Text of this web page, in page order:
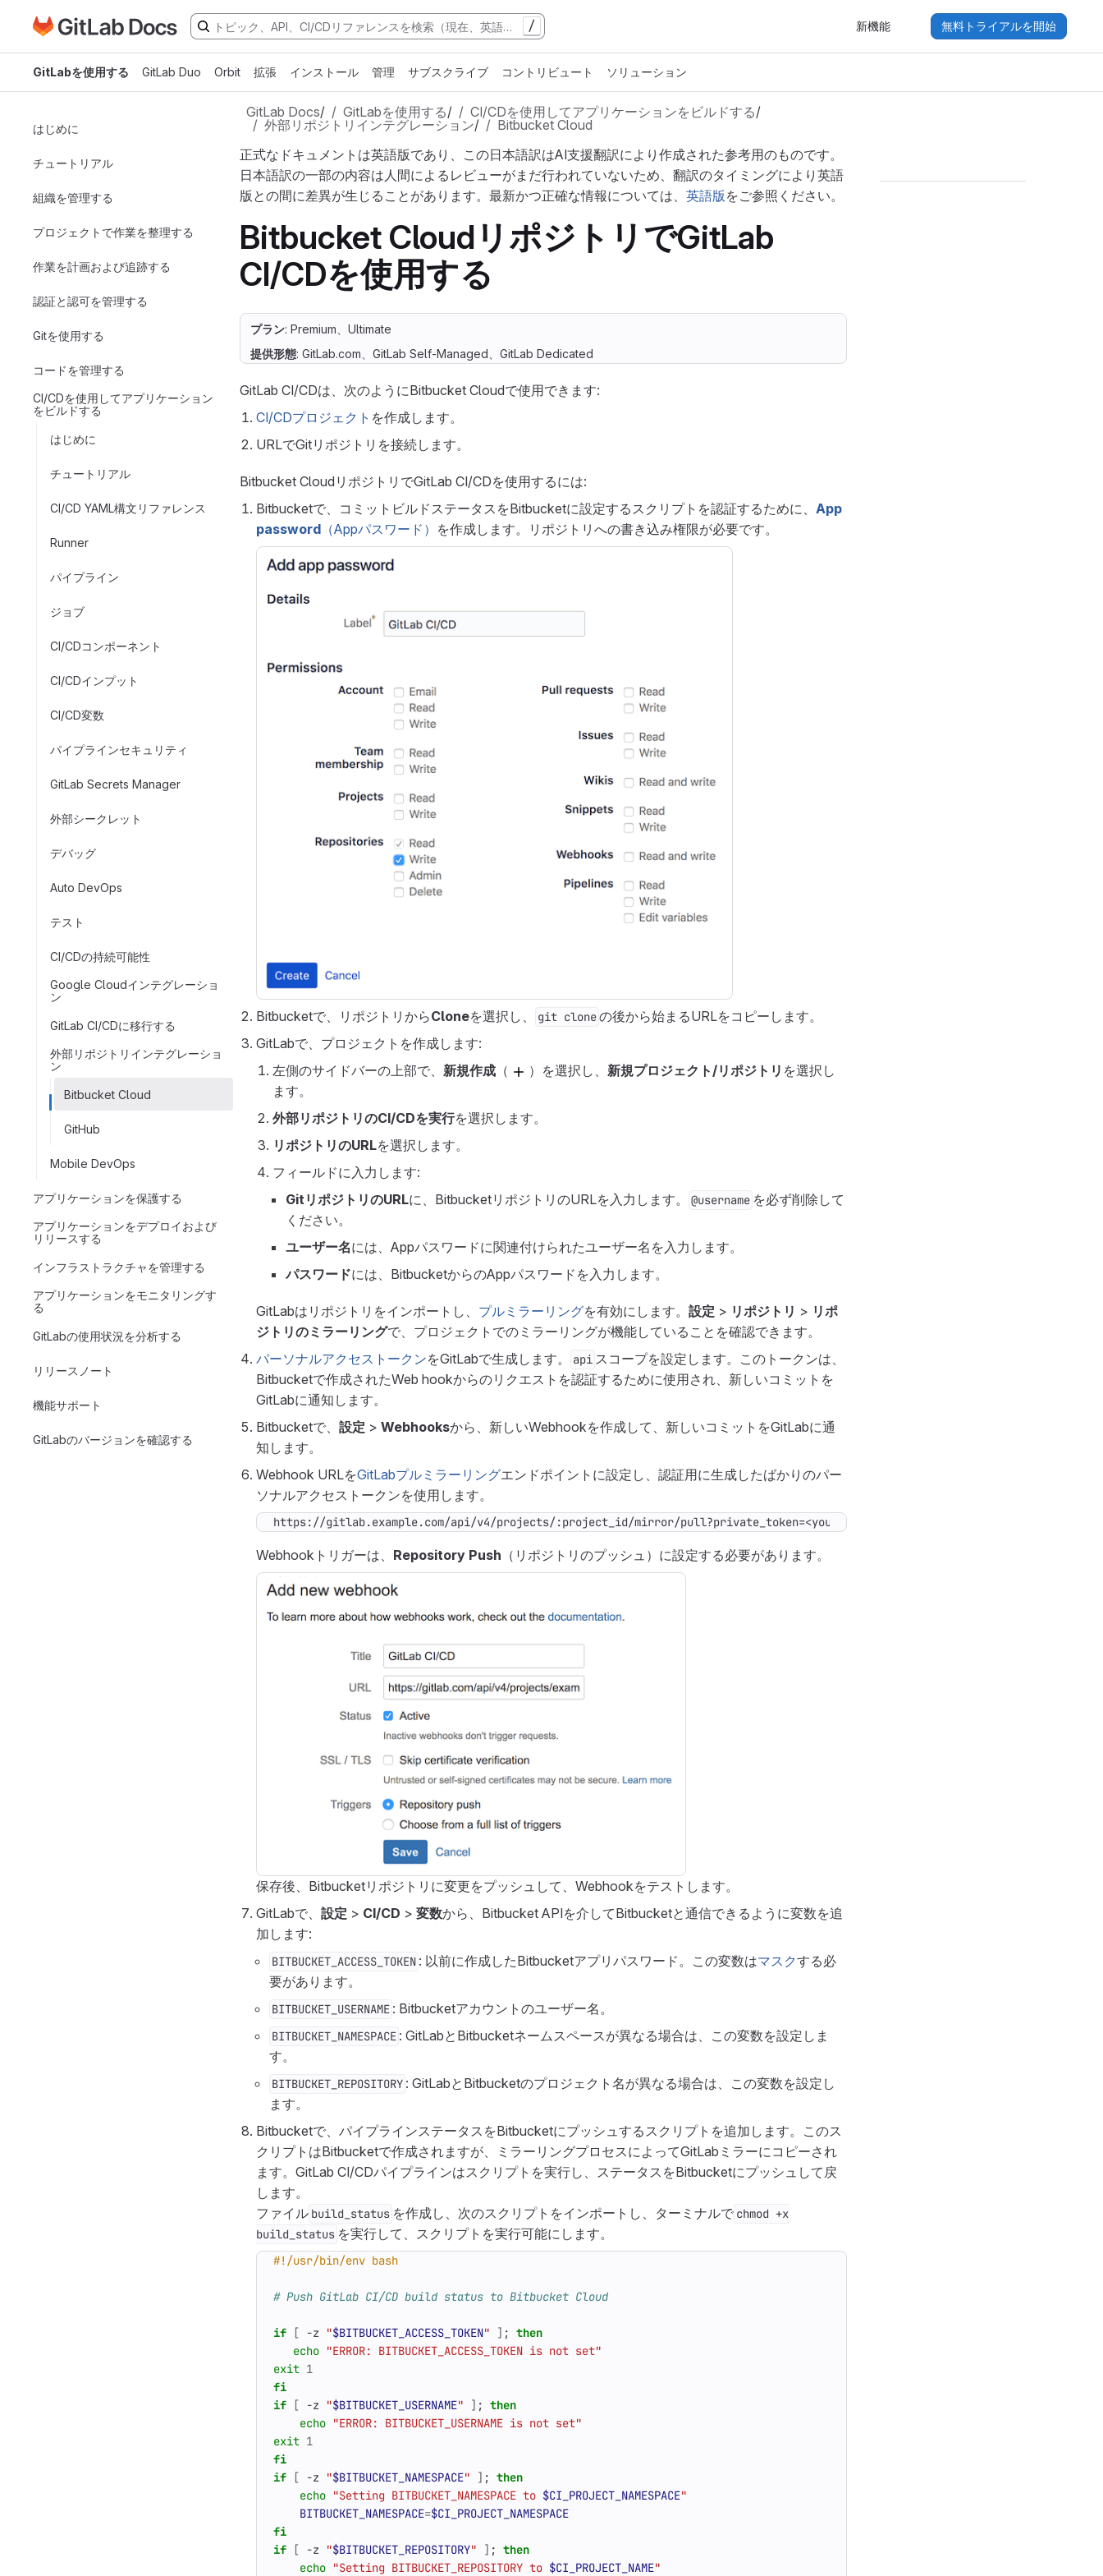
メインコンテンツにスキップ
GitLabドキュメントのホームページに移動 / 新機能 無料トライアルを開始
GitLabを使用する GitLab Duo Orbit 拡張 インストール 管理 サブスクライブ コントリビュート ソリューション
はじめに
チュートリアル
組織を管理する
プロジェクトで作業を整理する
作業を計画および追跡する
認証と認可を管理する
Gitを使用する
コードを管理する
CI/CDを使用してアプリケーション
をビルドする
はじめに
チュートリアル
CI/CD YAML構文リファレンス
Runner
パイプライン
ジョブ
CI/CDコンポーネント
CI/CDインプット
CI/CD変数
パイプラインセキュリティ
GitLab Secrets Manager
外部シークレット
デバッグ
Auto DevOps
テスト
CI/CDの持続可能性
Google Cloudインテグレーショ
ン
GitLab CI/CDに移行する
外部リポジトリインテグレーショ
ン
Bitbucket Cloud
GitHub
Mobile DevOps
アプリケーションを保護する
アプリケーションをデプロイおよび
リリースする
インフラストラクチャを管理する
アプリケーションをモニタリングす
る
GitLabの使用状況を分析する
リリースノート
機能サポート
GitLabのバージョンを確認する
GitLab Docs/ GitLabを使用する/ CI/CDを使用してアプリケーションをビルドする/
外部リポジトリインテグレーション/
Bitbucket Cloud
正式なドキュメントは英語版であり、この日本語訳はAI支援翻訳により作成された参考用のものです。
日本語訳の一部の内容は人間によるレビューがまだ行われていないため、翻訳のタイミングにより英語
版との間に差異が生じることがあります。最新かつ正確な情報については、 英語版 をご参照ください。
Bitbucket CloudリポジトリでGitLab
CI/CDを使用する
プラン: Premium、Ultimate
提供形態: GitLab.com、GitLab Self-Managed、GitLab Dedicated
GitLab CI/CDは、次のようにBitbucket Cloudで使用できます:
CI/CDプロジェクト を作成します。
URLでGitリポジトリを接続します。
Bitbucket CloudリポジトリでGitLab CI/CDを使用するには:
Bitbucketで、コミットビルドステータスをBitbucketに設定するスクリプトを認証するために、 App
password （Appパスワード） を作成します。リポジトリへの書き込み権限が必要です。
Bitbucketで、リポジトリからCloneを選択し、 git cloneの後から始まるURLをコピーします。
GitLabで、プロジェクトを作成します:
左側のサイドバーの上部で、 新規作成 （ ）を選択し、 新規プロジェクト/リポジトリ を選択し
ます。
外部リポジトリのCI/CDを実行を選択します。
リポジトリのURLを選択します。
フィールドに入力します:
GitリポジトリのURLに、BitbucketリポジトリのURLを入力します。 @username を必ず削除して
ください。
ユーザー名には、Appパスワードに関連付けられたユーザー名を入力します。
パスワードには、BitbucketからのAppパスワードを入力します。
GitLabはリポジトリをインポートし、 プルミラーリングを有効にします。 設定 > リポジトリ > リポ
ジトリのミラーリングで、プロジェクトでのミラーリングが機能していることを確認できます。
パーソナルアクセストークンをGitLabで生成します。 api スコープを設定します。このトークンは、
Bitbucketで作成されたWeb hookからのリクエストを認証するために使用され、新しいコミットを
GitLabに通知します。
Bitbucketで、 設定 > Webhooksから、新しいWebhookを作成して、新しいコミットをGitLabに通
知します。
Webhook URLをGitLabプルミラーリングエンドポイントに設定し、認証用に生成したばかりのパー
ソナルアクセストークンを使用します。
https://gitlab.example.com/api/v4/projects/:project_id/mirror/pull?private_token=<your_personal_access_token>
Webhookトリガーは、 Repository Push （リポジトリのプッシュ）に設定する必要があります。
保存後、Bitbucketリポジトリに変更をプッシュして、Webhookをテストします。
GitLabで、 設定 > CI/CD > 変数から、Bitbucket APIを介してBitbucketと通信できるように変数を追
加します:
BITBUCKET_ACCESS_TOKEN : 以前に作成したBitbucketアプリパスワード。この変数はマスクする必
要があります。
BITBUCKET_USERNAME : Bitbucketアカウントのユーザー名。
BITBUCKET_NAMESPACE : GitLabとBitbucketネームスペースが異なる場合は、この変数を設定しま
す。
BITBUCKET_REPOSITORY : GitLabとBitbucketのプロジェクト名が異なる場合は、この変数を設定し
ます。
Bitbucketで、パイプラインステータスをBitbucketにプッシュするスクリプトを追加します。このス
クリプトはBitbucketで作成されますが、ミラーリングプロセスによってGitLabミラーにコピーされ
ます。GitLab CI/CDパイプラインはスクリプトを実行し、ステータスをBitbucketにプッシュして戻
します。
ファイル build_status を作成し、次のスクリプトをインポートし、ターミナルで chmod +x
build_status を実行して、スクリプトを実行可能にします。
# Push GitLab CI/CD build status to Bitbucket Cloud
if [ -z "$BITBUCKET_ACCESS_TOKEN" ] ; then
echo "ERROR: BITBUCKET_ACCESS_TOKEN is not set"
exit 1
fi
if
[ -z "$BITBUCKET_USERNAME" ] ; then
echo "ERROR: BITBUCKET_USERNAME is not set"
exit 1
fi
if
[ -z "$BITBUCKET_NAMESPACE" ] ; then
echo "Setting BITBUCKET_NAMESPACE to $CI_PROJECT_NAMESPACE"
BITBUCKET_NAMESPACE=$CI_PROJECT_NAMESPACE
fi
if
[ -z "$BITBUCKET_REPOSITORY" ] ; then
echo "Setting BITBUCKET_REPOSITORY to $CI_PROJECT_NAME"